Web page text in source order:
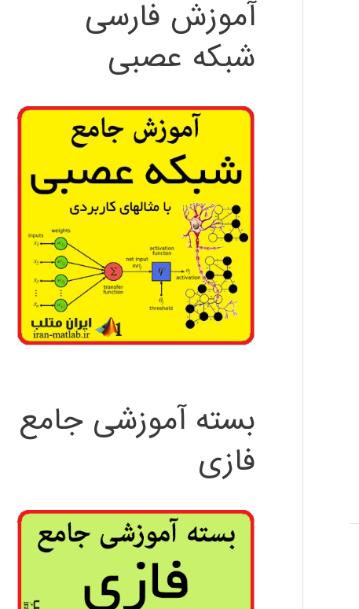
آموزش فارسی
شبکه عصبی
بسته آموزشی جامع
فازی